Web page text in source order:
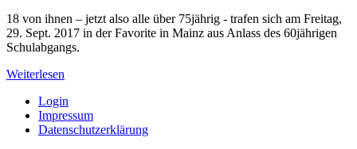
18 von ihnen – jetzt also alle über 75jährig - trafen sich am Freitag,
29. Sept. 2017 in der Favorite in Mainz aus Anlass des 60jährigen
Schulabgangs.
Weiterlesen
Login
Impressum
Datenschutzerklärung